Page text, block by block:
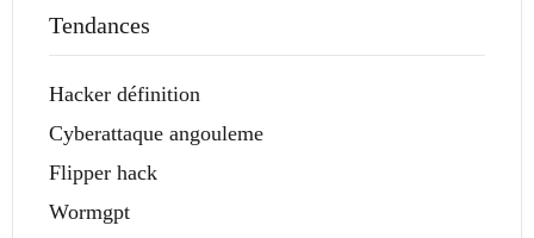
Tendances
Hacker définition
Cyberattaque angouleme
Flipper hack
Wormgpt